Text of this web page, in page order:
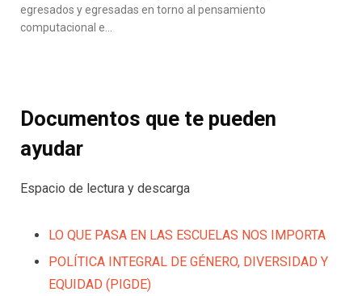
egresados y egresadas en torno al pensamiento
computacional e…
Documentos que te pueden
ayudar
Espacio de lectura y descarga
LO QUE PASA EN LAS ESCUELAS NOS IMPORTA
POLÍTICA INTEGRAL DE GÉNERO, DIVERSIDAD Y
EQUIDAD (PIGDE)